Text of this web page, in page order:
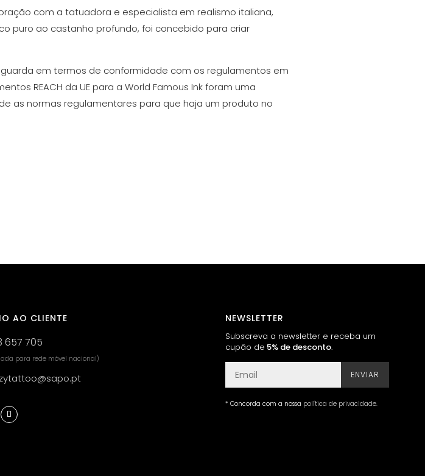
com a tatuadora e especialista em realismo italiana,
puro ao castanho profundo, foi concebido para criar
em termos de conformidade com os regulamentos em
REACH da UE para a World Famous Ink foram uma
as normas regulamentares para que haja um produto no
AO CLIENTE
657 705
para rede móvel nacional)
NEWSLETTER
Subscreva a newsletter e receba um
cupão de 5% de desconto.
ENVIAR
* Concorda com a nossa política de privacidade.